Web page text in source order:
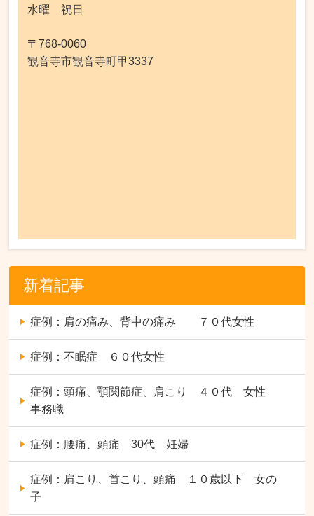
水曜 祝日
〒768-0060
観音寺市観音寺町甲3337
新着記事
症例：肩の痛み、背中の痛み ７０代女性
症例：不眠症 ６０代女性
症例：頭痛、顎関節症、肩こり ４０代 女性
事務職
症例：腰痛、頭痛 30代 妊婦
症例：肩こり、首こり、頭痛 １０歳以下 女の
子